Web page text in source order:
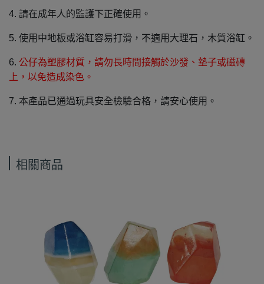
4. 請在成年人的監護下正確使用。
5. 使用中地板或浴缸容易打滑，不適用大理石，木質浴缸。
6. 公仔為塑膠材質，請勿長時間接觸於沙發、墊子或磁磚
上，以免造成染色。
7. 本產品已通過玩具安全檢驗合格，請安心使用。
相關商品